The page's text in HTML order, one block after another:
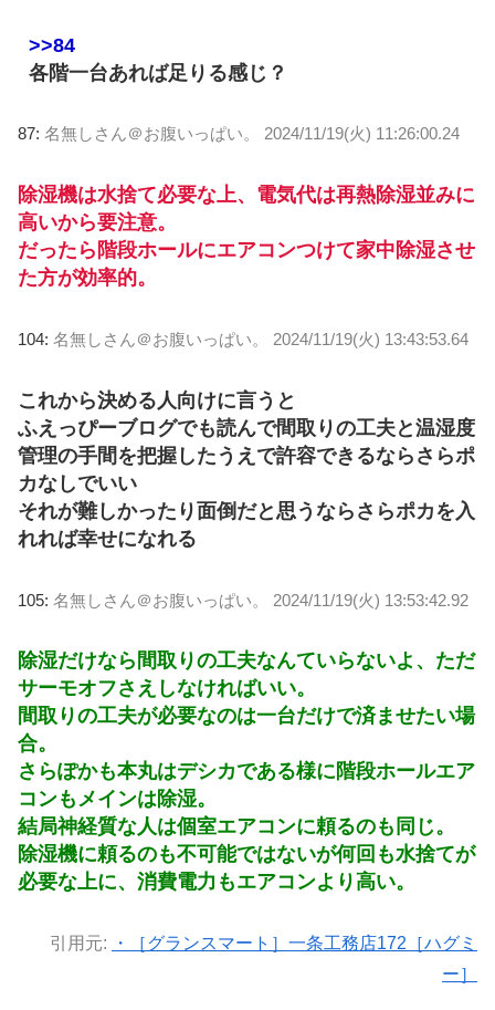
>>84
各階一台あれば足りる感じ？
87: 名無しさん＠お腹いっぱい。 2024/11/19(火) 11:26:00.24
除湿機は水捨て必要な上、電気代は再熱除湿並みに
高いから要注意。
だったら階段ホールにエアコンつけて家中除湿させ
た方が効率的。
104: 名無しさん＠お腹いっぱい。 2024/11/19(火) 13:43:53.64
これから決める人向けに言うと
ふえっぴーブログでも読んで間取りの工夫と温湿度
管理の手間を把握したうえで許容できるならさらポ
カなしでいい
それが難しかったり面倒だと思うならさらポカを入
れれば幸せになれる
105: 名無しさん＠お腹いっぱい。 2024/11/19(火) 13:53:42.92
除湿だけなら間取りの工夫なんていらないよ、ただ
サーモオフさえしなければいい。
間取りの工夫が必要なのは一台だけで済ませたい場
合。
さらぽかも本丸はデシカである様に階段ホールエア
コンもメインは除湿。
結局神経質な人は個室エアコンに頼るのも同じ。
除湿機に頼るのも不可能ではないが何回も水捨てが
必要な上に、消費電力もエアコンより高い。
引用元:
・［グランスマート］一条工務店172［ハグミ
ー］